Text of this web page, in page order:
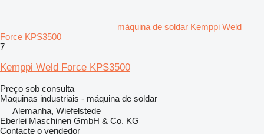
máquina de soldar Kemppi Weld
Force KPS3500
7
Kemppi Weld Force KPS3500
Preço sob consulta
Maquinas industriais - máquina de soldar
Alemanha, Wiefelstede
Eberlei Maschinen GmbH & Co. KG
Contacte o vendedor